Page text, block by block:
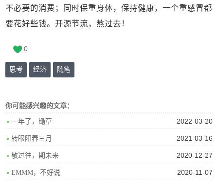
不必要的消费；同时保重身体，保持健康，一个重感冒都
要花好些钱。开源节流，熬过去！
0
思考 经济 随笔
你可能感兴趣的文章：
2022-03-20
一年了，锄草
2021-03-16
转眼阳春三月
2020-12-27
敬过往，期未来
2020-11-07
EMMM，不好说